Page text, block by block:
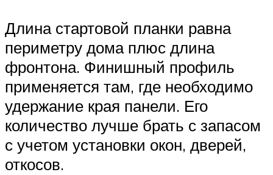
Длина стартовой планки равна
периметру дома плюс длина
фронтона. Финишный профиль
применяется там, где необходимо
удержание края панели. Его
количество лучше брать с запасом
с учетом установки окон, дверей,
откосов.